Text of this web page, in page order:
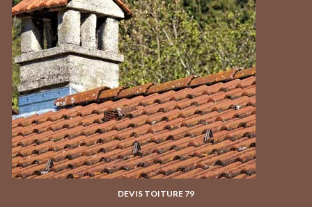
DEVIS TOITURE 79